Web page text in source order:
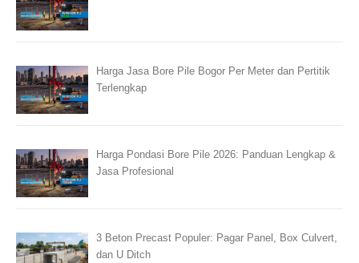
Harga Jasa Bore Pile Bogor Per Meter dan Pertitik
Terlengkap
Harga Pondasi Bore Pile 2026: Panduan Lengkap &
Jasa Profesional
3 Beton Precast Populer: Pagar Panel, Box Culvert,
dan U Ditch